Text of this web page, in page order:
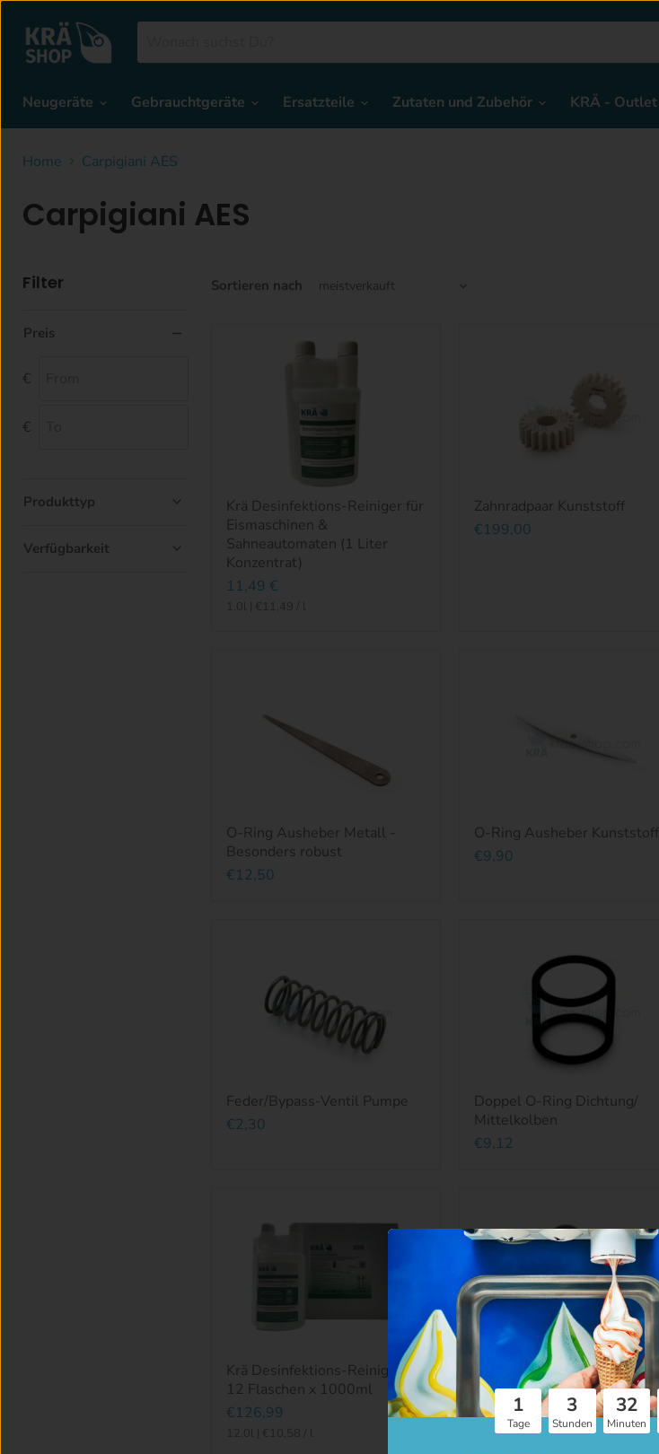
Neugeräte
Gebrauchtgeräte Ersatzteile Zutaten und Zubehör KRÄ - Outlet
Home Carpigiani AES
Carpigiani AES
Filter
Preis
€
€
Produkttyp
Verfügbarkeit
Sortieren nach
Krä Desinfektions-Reiniger für
Eismaschinen &
Sahneautomaten (1 Liter
Konzentrat)
11,49 €
Zahnradpaar Kunststoff
€199,00
O-Ring Ausheber Metall -
Besonders robust
€12,50
O-Ring Ausheber Kunststoff
€9,90
Feder/Bypass-Ventil Pumpe
€2,30
Doppel O-Ring Dichtung/
Mittelkolben
€9,12
Krä Desinfektions-Reiniger -
12 Flaschen x 1000ml
€126,99
Rührwerksdichtung schwarz -
Für Softeismaschinen mit
großem Zylinder
€16,48
1
Tage
3
Stunden
32
Minuten